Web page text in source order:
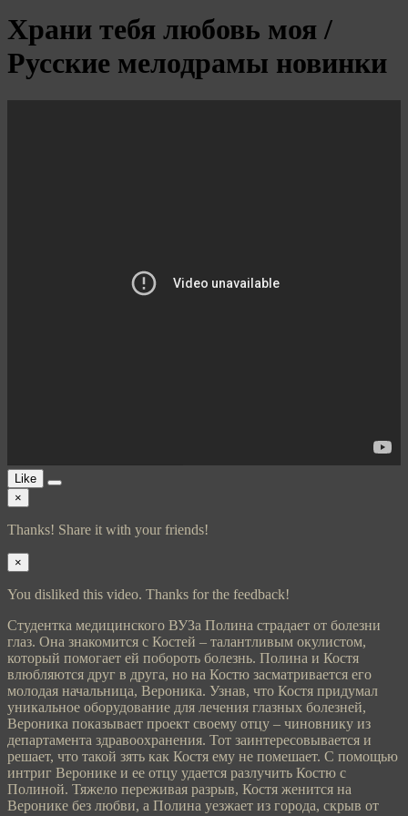
Храни тебя любовь моя /
Русские мелодрамы новинки
Like
×
Thanks! Share it with your friends!
×
You disliked this video. Thanks for the feedback!
Студентка медицинского ВУЗа Полина страдает от болезни
глаз. Она знакомится с Костей – талантливым окулистом,
который помогает ей побороть болезнь. Полина и Костя
влюбляются друг в друга, но на Костю засматривается его
молодая начальница, Вероника. Узнав, что Костя придумал
уникальное оборудование для лечения глазных болезней,
Вероника показывает проект своему отцу – чиновнику из
департамента здравоохранения. Тот заинтересовывается и
решает, что такой зять как Костя ему не помешает. С помощью
интриг Веронике и ее отцу удается разлучить Костю с
Полиной. Тяжело переживая разрыв, Костя женится на
Веронике без любви, а Полина уезжает из города, скрыв от